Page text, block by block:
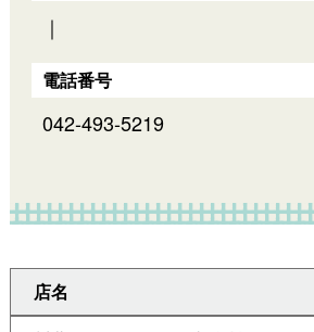
｜
電話番号
042-493-5219
店名